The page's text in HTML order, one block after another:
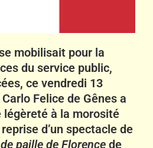
mobilisait pour la
du service public,
ce vendredi 13
Felice de Gênes a
légèreté à la morosité
d’un spectacle de
paille de Florence de